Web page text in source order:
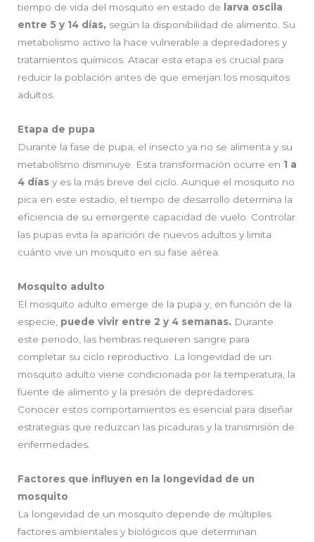
tiempo de vida del mosquito en estado de
larva oscila
entre 5 y 14 días, según la disponibilidad de alimento. Su
metabolismo activo la hace vulnerable a depredadores y
tratamientos químicos. Atacar esta etapa es crucial para
reducir la población antes de que emerjan los mosquitos
adultos.
Etapa de pupa
Durante la fase de pupa, el insecto ya no se alimenta y su
metabolismo disminuye. Esta transformación ocurre en 1 a
4 días y es la más breve del ciclo. Aunque el mosquito no
pica en este estadio, el tiempo de desarrollo determina la
eficiencia de su emergente capacidad de vuelo. Controlar
las pupas evita la aparición de nuevos adultos y limita
cuánto vive un mosquito en su fase aérea.
Mosquito adulto
El mosquito adulto emerge de la pupa y, en función de la
especie, puede vivir entre 2 y 4 semanas. Durante
este periodo, las hembras requieren sangre para
completar su ciclo reproductivo. La longevidad de un
mosquito adulto viene condicionada por la temperatura, la
fuente de alimento y la presión de depredadores.
Conocer estos comportamientos es esencial para diseñar
estrategias que reduzcan las picaduras y la transmisión de
enfermedades.
Factores que influyen en la longevidad de un
mosquito
La longevidad de un mosquito depende de múltiples
factores ambientales y biológicos que determinan